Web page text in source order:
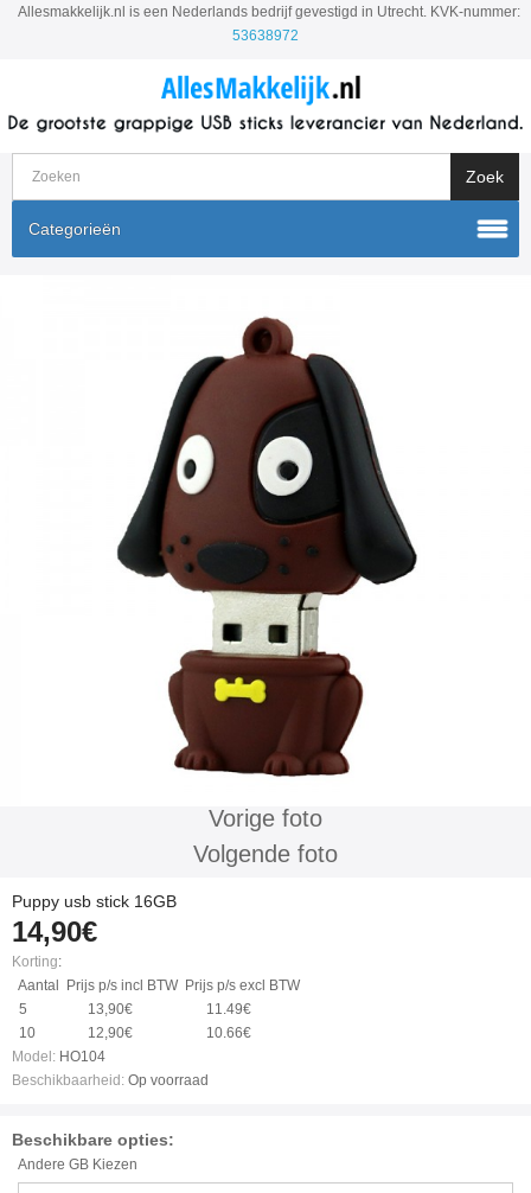
Allesmakkelijk.nl is een Nederlands bedrijf gevestigd in Utrecht. KVK-nummer:
53638972
Categorieën
Vorige foto
Volgende foto
Puppy usb stick 16GB
14,90€
Korting:
Aantal
Prijs p/s incl BTW Prijs p/s excl BTW
5
13,90€
11.49€
10
12,90€
10.66€
Model: HO104
Beschikbaarheid: Op voorraad
Beschikbare opties:
Andere GB Kiezen